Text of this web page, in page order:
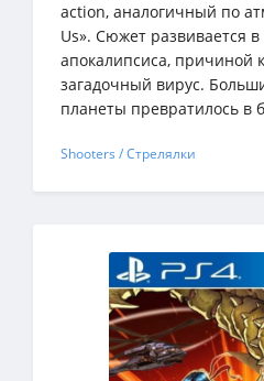
action, аналогичный по
Us». Сюжет развивается
апокалипсиса, причиной
загадочный вирус.
планеты превратилось в
Shooters / Стрелялки